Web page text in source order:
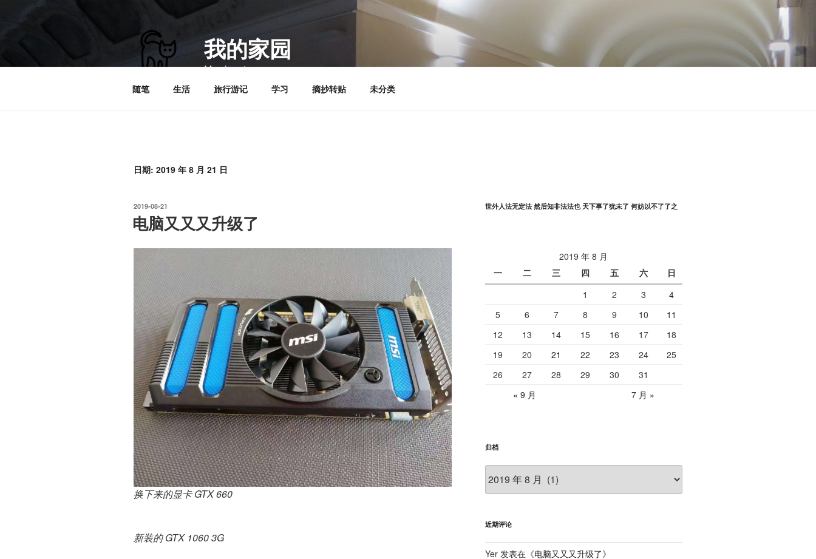
我的家园
My planet
随笔 生活 旅行游记 学习 摘抄转贴 未分类
日期: 2019 年 8 月 21 日
发
布
于
2019-08-21
电脑又又又升级了
换下来的显卡 GTX 660
新装的 GTX 1060 3G
世外人法无定法 然后知非法法也 天下事了犹未了 何妨以不了了之
2019 年 8 月
一
二 三 四 五 六
日
1
2 3
4
5
6 7 8 9 10
11
12
13 14 15 16 17
18
19
20 21 22 23 24
25
26
27 28 29 30
31
« 9 月
7 月 »
归档
档
近期评论
Yer发表在《电脑又又又升级了》